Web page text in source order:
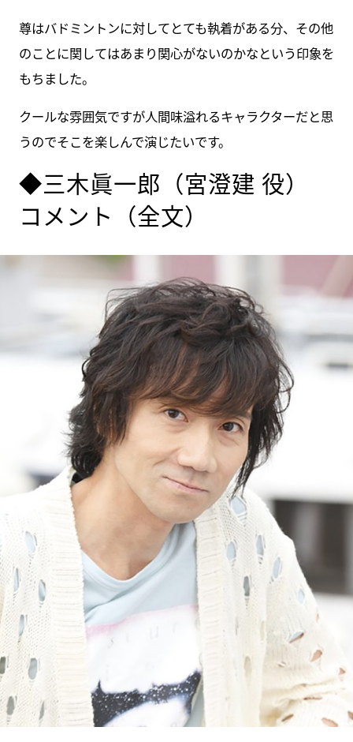
尊はバドミントンに対してとても執着がある分、その他
のことに関してはあまり関心がないのかなという印象を
もちました。
クールな雰囲気ですが人間味溢れるキャラクターだと思
うのでそこを楽しんで演じたいです。
◆三木眞一郎（宮澄建 役）
コメント（全文）